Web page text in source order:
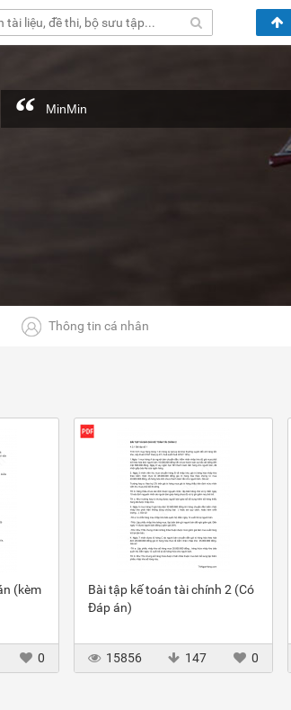
MinMin
Thông tin cá nhân
(kèm
0
Bài tập kế toán tài chính 2 (Có
Đáp án)
15856 147 0